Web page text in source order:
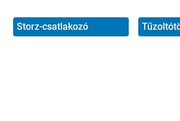
Storz-csatlakozó